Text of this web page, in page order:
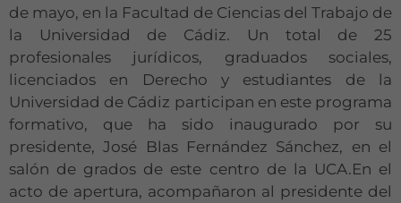
de mayo, en la Facultad de Ciencias del Trabajo de
la Universidad de Cádiz. Un total de 25
profesionales jurídicos, graduados sociales,
licenciados en Derecho y estudiantes de la
Universidad de Cádiz participan en este programa
formativo, que ha sido inaugurado por su
presidente, José Blas Fernández Sánchez, en el
salón de grados de este centro de la UCA.En el
acto de apertura, acompañaron al presidente del